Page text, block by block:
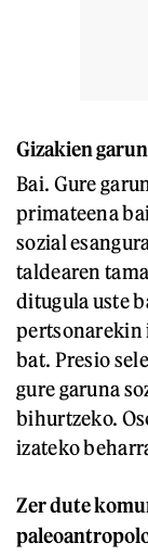
Gizakien
Bai. Gure
primateena
sozial
taldearen
ditugula uste
pertsonarekin
bat. Presio
gure garuna
bihurtzeko.
izateko
Zer dute